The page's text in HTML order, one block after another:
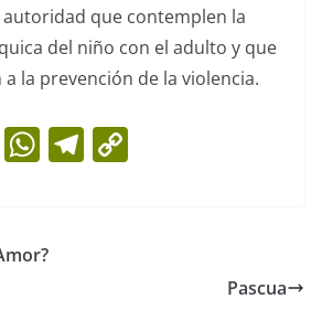
que contemplen la
del niño con el adulto y que
la prevención de la violencia.
G W
s
T
Pascua